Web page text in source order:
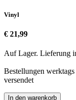
Vinyl
€ 21,99
Auf Lager. Lieferung
Bestellungen
versendet
In den warenkorb